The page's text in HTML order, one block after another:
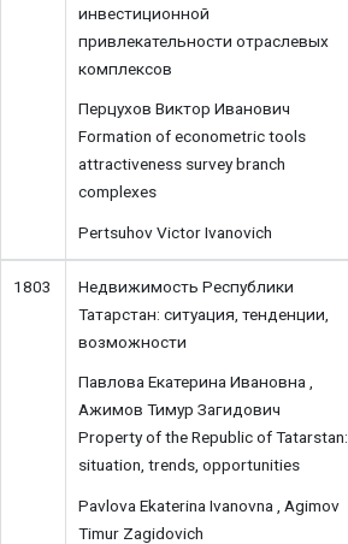
инвестиционной
привлекательности отраслевых
комплексов
Перцухов Виктор Иванович
Formation of econometric tools
attractiveness survey branch
complexes
Pertsuhov Victor Ivanovich
1803
Недвижимость Республики
Татарстан: ситуация, тенденции,
возможности
Павлова Екатерина Ивановна ,
Ажимов Тимур Загидович
Property of the Republic of Tatarstan:
situation, trends, opportunities
Pavlova Ekaterina Ivanovna , Agimov
Timur Zagidovich